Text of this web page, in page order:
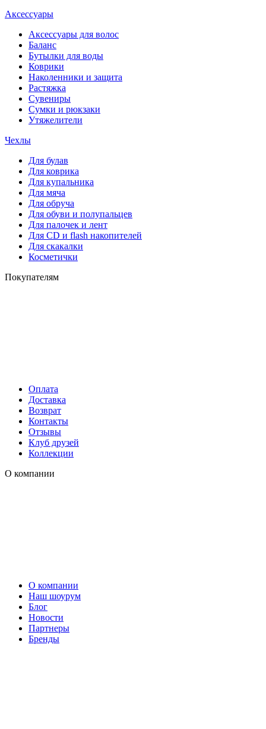
Аксессуары
Аксессуары для волос
Баланс
Бутылки для воды
Коврики
Наколенники и защита
Растяжка
Сувениры
Сумки и рюкзаки
Утяжелители
Чехлы
Для булав
Для коврика
Для купальника
Для мяча
Для обруча
Для обуви и полупальцев
Для палочек и лент
Для СD и flash накопителей
Для скакалки
Косметички
Покупателям
Оплата
Доставка
Возврат
Контакты
Отзывы
Клуб друзей
Коллекции
О компании
О компании
Наш шоурум
Блог
Новости
Партнеры
Бренды